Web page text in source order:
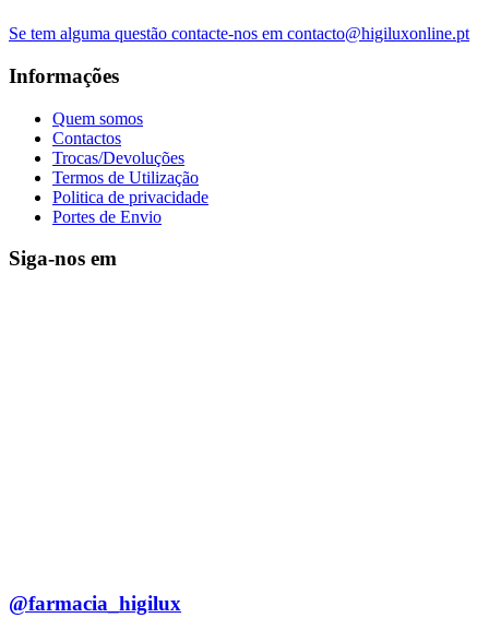
Se tem alguma questão contacte-nos em contacto@higiluxonline.pt
Informações
Quem somos
Contactos
Trocas/Devoluções
Termos de Utilização
Politica de privacidade
Portes de Envio
Siga-nos em
@farmacia_higilux